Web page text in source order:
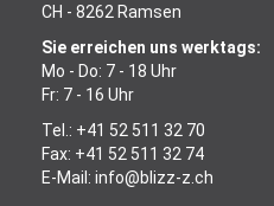
CH - 8262 Ramsen
Sie erreichen uns werktags:
Mo - Do: 7 - 18 Uhr
Fr: 7 - 16 Uhr
Tel.: +41 52 511 32 70
Fax: +41 52 511 32 74
E-Mail: info@blizz-z.ch